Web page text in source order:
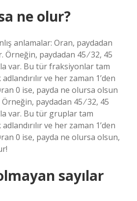
ne olur?
anlamalar: Oran, paydadan
paydadan 45 ⁄ 32, 45
var. Bu tür fraksiyonlar tam
ve her zaman 1’den
0 ise, payda ne olursa olsun
Örneğin, paydadan 45 ⁄ 32, 45
var. Bu tür gruplar tam
ve her zaman 1’den
0 ise, payda ne olursa olsun,
sayılar